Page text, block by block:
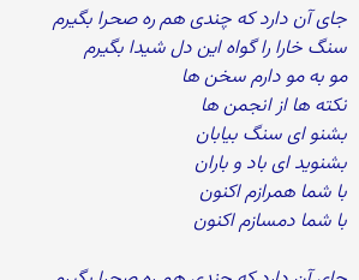
جای آن دارد که چندی هم ره صحرا بگیرم
سنگ خارا را گواه این دل شیدا بگیرم
مو به مو دارم سخن ها
نکته ها از انجمن ها
بشنو ای سنگ بیابان
بشنوید ای باد و باران
با شما همرازم اکنون
با شما دمسازم اکنون